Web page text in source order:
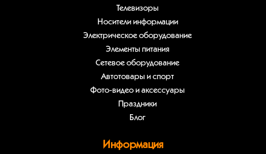
Телевизоры
Носители информации
Электрическое оборудование
Элементы питания
Сетевое оборудование
Автотовары и спорт
Фото-видео и аксессуары
Праздники
Блог
Информация